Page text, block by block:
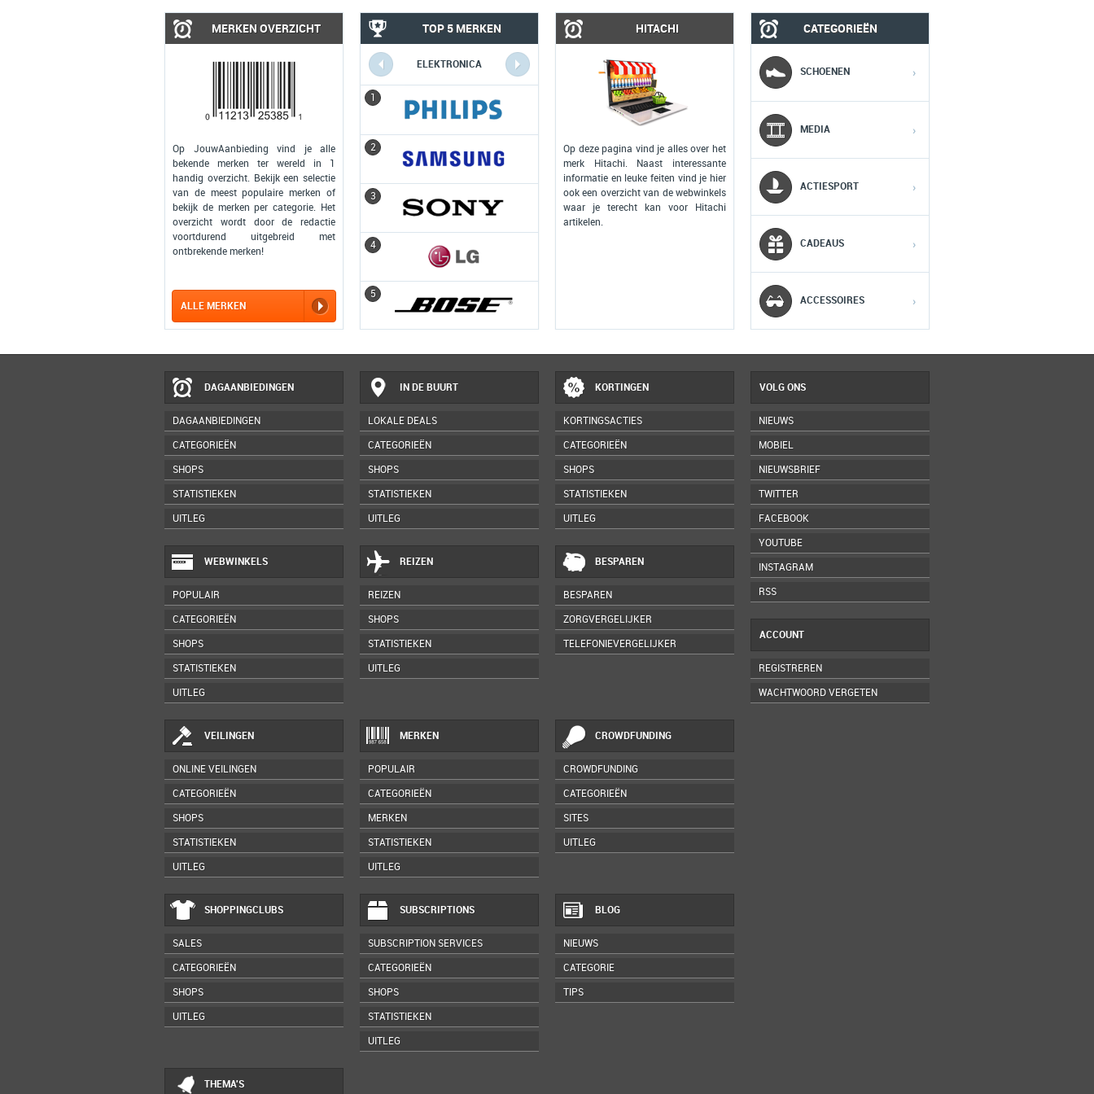
MERKEN OVERZICHT
Op JouwAanbieding vind je alle
bekende merken ter wereld in 1
handig overzicht. Bekijk een selectie
van de meest populaire merken of
bekijk de merken per categorie. Het
overzicht wordt door de redactie
voortdurend uitgebreid met
ontbrekende merken!
ALLE MERKEN
TOP 5 MERKEN
ELEKTRONICA
1
2
3
4
5
COMPUTERS MOBIEL
2
3
HITACHI
Op deze pagina vind je alles over het
merk Hitachi. Naast interessante
informatie en leuke feiten vind je hier
ook een overzicht van de webwinkels
waar je terecht kan voor Hitachi
artikelen.
CATEGORIEËN
SCHOENEN ›
MEDIA ›
ACTIESPORT ›
CADEAUS ›
ACCESSOIRES ›
DAGAANBIEDINGEN
DAGAANBIEDINGEN
CATEGORIEËN
SHOPS
STATISTIEKEN
UITLEG
IN DE BUURT
LOKALE DEALS
CATEGORIEËN
SHOPS
STATISTIEKEN
UITLEG
KORTINGEN
KORTINGSACTIES
CATEGORIEËN
SHOPS
STATISTIEKEN
UITLEG
WEBWINKELS
POPULAIR
CATEGORIEËN
SHOPS
STATISTIEKEN
UITLEG
REIZEN
REIZEN
SHOPS
STATISTIEKEN
UITLEG
BESPAREN
BESPAREN
ZORGVERGELIJKER
TELEFONIEVERGELIJKER
VEILINGEN
ONLINE VEILINGEN
CATEGORIEËN
SHOPS
STATISTIEKEN
UITLEG
MERKEN
POPULAIR
CATEGORIEËN
MERKEN
STATISTIEKEN
UITLEG
CROWDFUNDING
CROWDFUNDING
CATEGORIEËN
SITES
UITLEG
SHOPPINGCLUBS
SALES
CATEGORIEËN
SHOPS
UITLEG
SUBSCRIPTIONS
SUBSCRIPTION SERVICES
CATEGORIEËN
SHOPS
STATISTIEKEN
UITLEG
BLOG
NIEUWS
CATEGORIE
TIPS
THEMA'S
VOLG ONS
NIEUWS
MOBIEL
NIEUWSBRIEF
TWITTER
FACEBOOK
YOUTUBE
INSTAGRAM
RSS
ACCOUNT
REGISTREREN
WACHTWOORD VERGETEN